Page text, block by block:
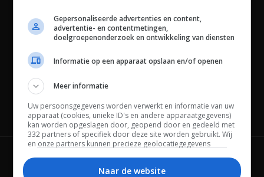
Channels
Wie is FWD Privacybeleid
Gepersonaliseerde advertenties en content,
advertentie- en contentmetingen,
doelgroepenonderzoek en ontwikkeling van diensten
Informatie op een apparaat opslaan en/of openen
Meer informatie
Uw persoonsgegevens worden verwerkt en informatie van uw
apparaat (cookies, unieke ID's en andere apparaatgegevens)
kan worden opgeslagen door, geopend door en gedeeld met
332 partners of specifiek door deze site worden gebruikt. Wij
en onze partners kunnen precieze geolocatiegegevens
Bepaalde leveranciers kunnen uw persoonsgegevens
Naar de website